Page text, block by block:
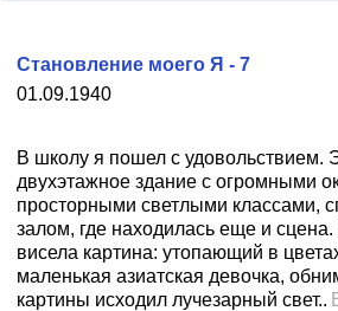
01.09.1940
Становление моего Я - 7
В школу я пошел с удовольствием.
двухэтажное здание с огромными
просторными светлыми классами,
залом, где находилась еще и
висела картина: утопающий в
маленькая азиатская девочка,
картины исходил лучезарный свет..